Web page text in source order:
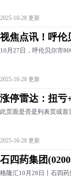
2025-10-28 更新
视焦点讯！呼伦
10月27日，呼伦贝尔市
2025-10-28 更新
涨停雷达：扭亏
此页面是否是列表页或首
2025-10-28 更新
石四药集团
格隆汇10月28日丨石四